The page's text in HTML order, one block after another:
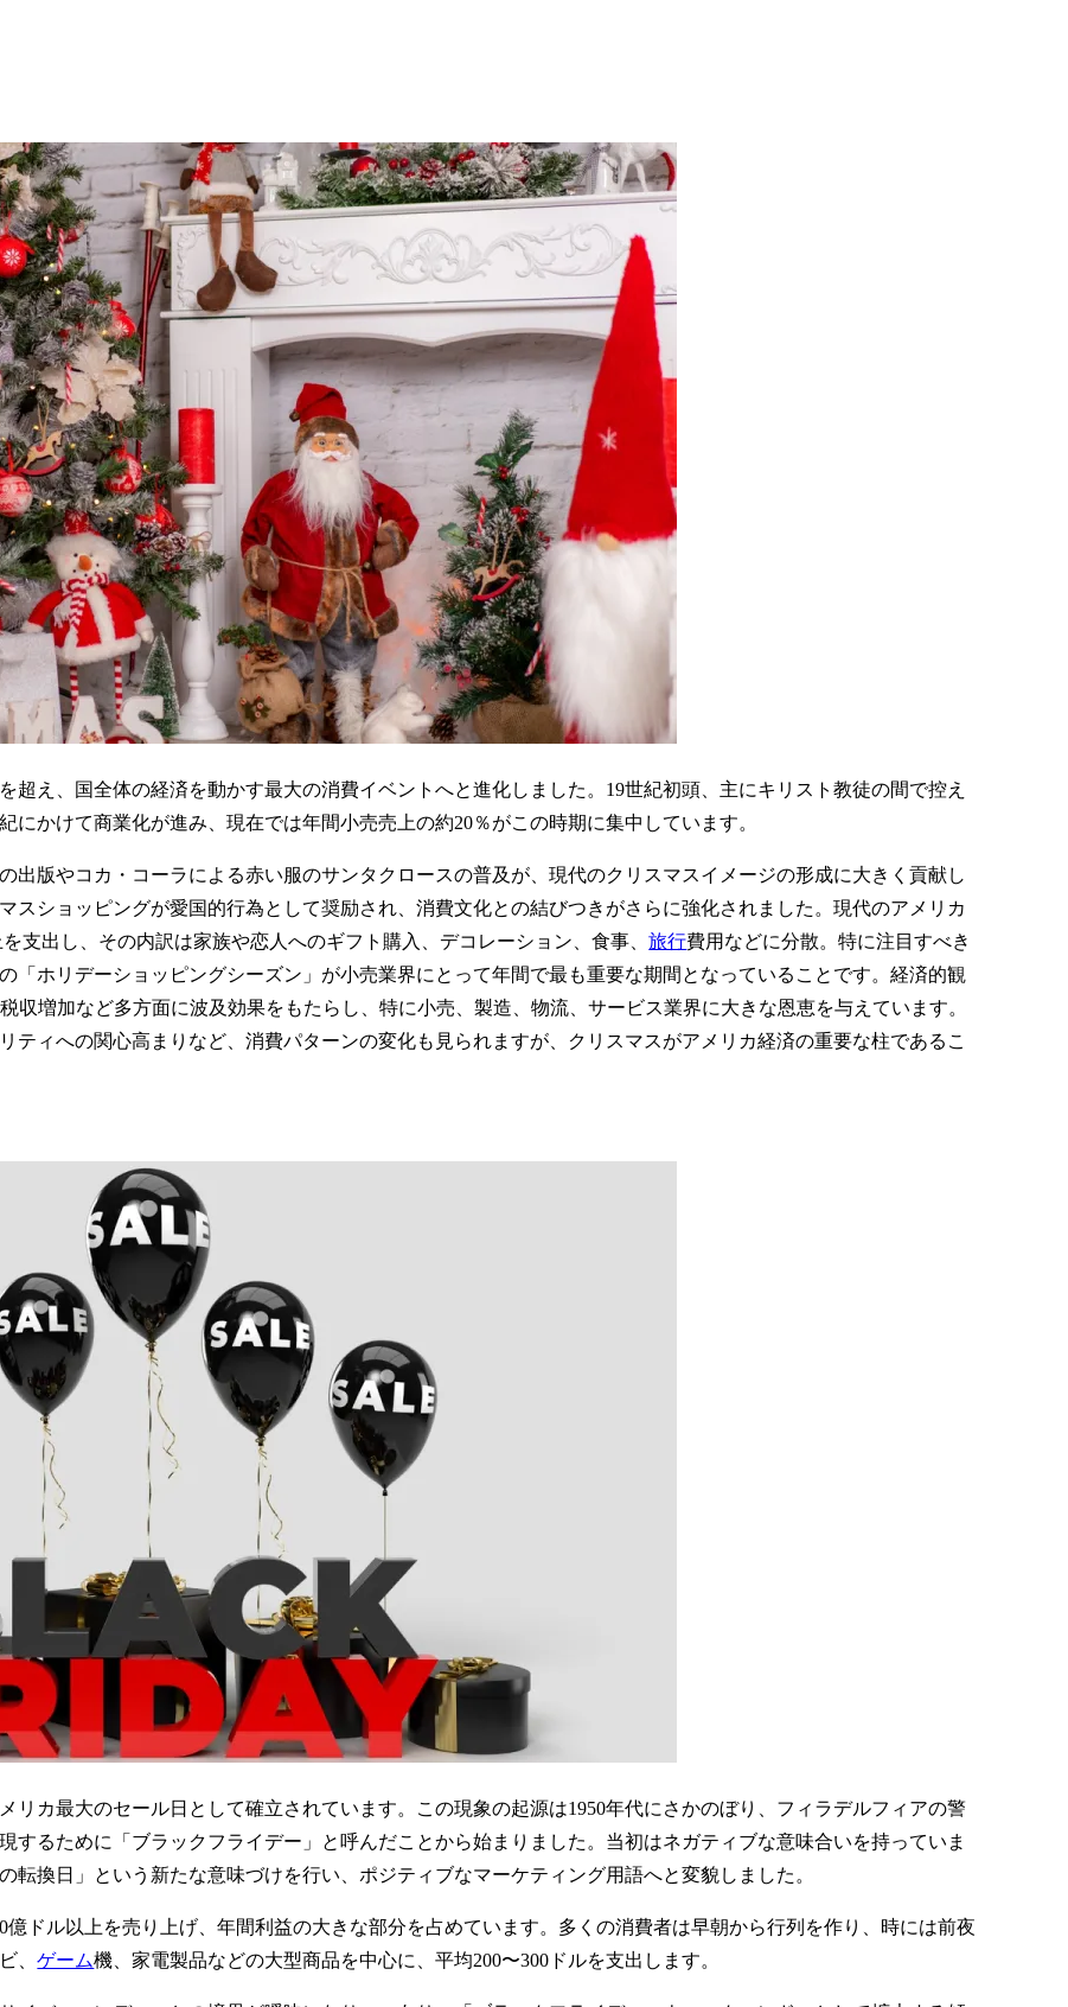
超え、国全体の経済を動かす最大の消費イベントへと進化しました。19世紀初頭、主にキリスト教徒の間で控え
にかけて商業化が進み、現在では年間小売売上の約20％がこの時期に集中しています。
出版やコカ・コーラによる赤い服のサンタクロースの普及が、現代のクリスマスイメージの形成に大きく貢献し
スショッピングが愛国的行為として奨励され、消費文化との結びつきがさらに強化されました。現代のアメリカ
支出し、その内訳は家族や恋人へのギフト購入、デコレーション、食事、旅行費用などに分散。特に注目すべき
「ホリデーショッピングシーズン」が小売業界にとって年間で最も重要な期間となっていることです。経済的観
収増加など多方面に波及効果をもたらし、特に小売、製造、物流、サービス業界に大きな恩恵を与えています。
ティへの関心高まりなど、消費パターンの変化も見られますが、クリスマスがアメリカ経済の重要な柱であるこ
リカ最大のセール日として確立されています。この現象の起源は1950年代にさかのぼり、フィラデルフィアの警
するために「ブラックフライデー」と呼んだことから始まりました。当初はネガティブな意味合いを持っていま
転換日」という新たな意味づけを行い、ポジティブなマーケティング用語へと変貌しました。
ドル以上を売り上げ、年間利益の大きな部分を占めています。多くの消費者は早朝から行列を作り、時には前夜
、ゲーム機、家電製品などの大型商品を中心に、平均200〜300ドルを支出します。